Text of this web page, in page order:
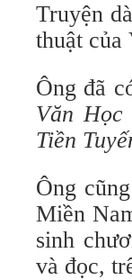
Truyện
thuật của
Ông đã
Văn Học
Tiền
Ông
Miền
sinh
và đọc,